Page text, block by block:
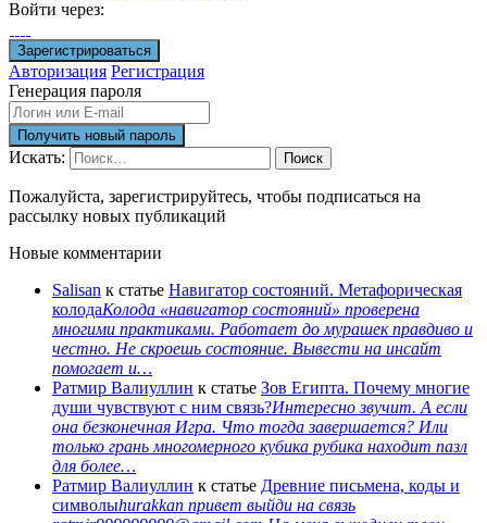
Войти через:
Авторизация Регистрация
Генерация пароля
Искать: Поиск
Пожалуйста, зарегистрируйтесь, чтобы подписаться на
рассылку новых публикаций
Новые комментарии
Salisan к статье Навигатор состояний. Метафорическая
колодаКолода «навигатор состояний» проверена
многими практиками. Работает до мурашек правдиво и
честно. Не скроешь состояние. Вывести на инсайт
помогает и…
Ратмир Валиуллин к статье Зов Египта. Почему многие
души чувствуют с ним связь?Интересно звучит. А если
она безконечная Игра. Что тогда завершается? Или
только грань многомерного кубика рубика находит пазл
для более…
Ратмир Валиуллин к статье Древние письмена, коды и
символыhurakkan привет выйди на связь